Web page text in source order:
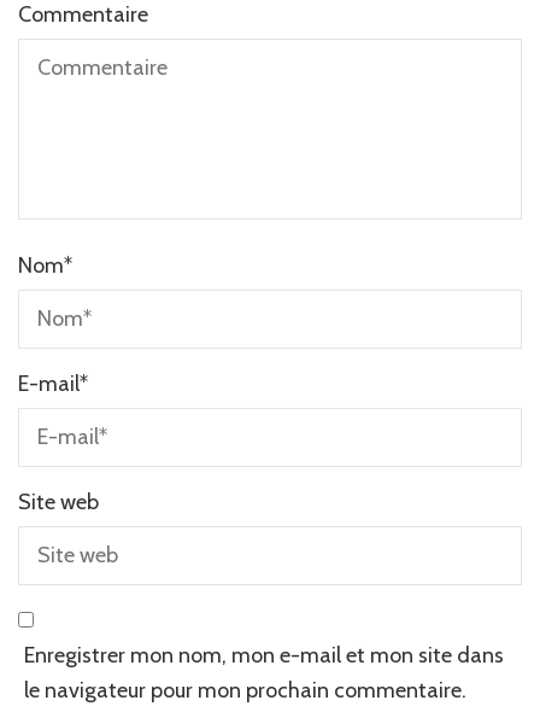
Commentaire
Nom*
E-mail*
Site web
Enregistrer mon nom, mon e-mail et mon site dans
le navigateur pour mon prochain commentaire.